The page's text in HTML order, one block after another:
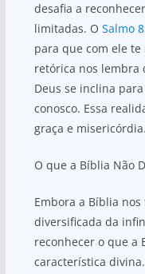
desafia a
limitadas. O Salmo
para que com ele te
retórica nos lembra
Deus se inclina
conosco. Essa
graça e misericórdia.
O que a Bíblia Não
Embora a Bíblia
diversificada da
reconhecer o que a
característica